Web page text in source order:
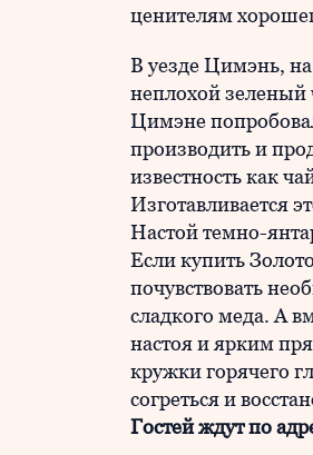
ценителям
В уезде Цимэнь,
неплохой зеленый
Цимэне
производить и
известность как
Изготавливается
Настой темно-
Если купить
почувствовать
сладкого меда. А
настоя и ярким
кружки горячего
согреться и
Гостей ждут по